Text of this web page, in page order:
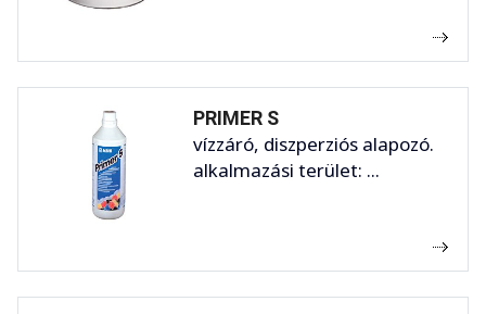
PRIMER S
vízzáró, diszperziós alapozó.
alkalmazási terület: ...